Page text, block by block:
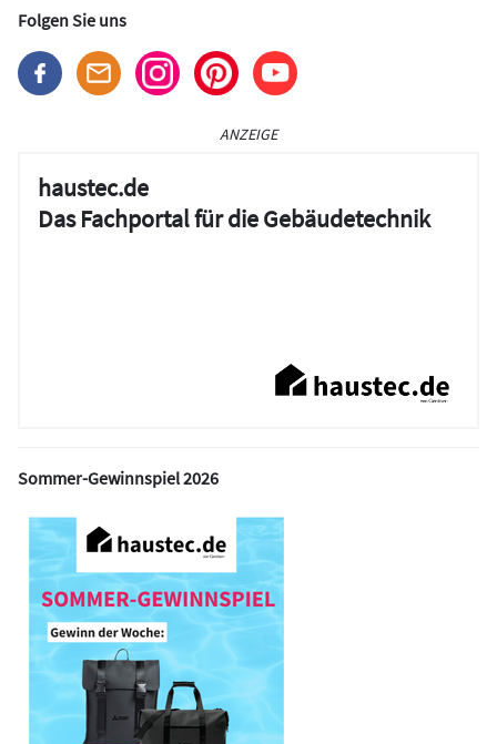
Folgen Sie uns
ANZEIGE
haustec.de
Das Fachportal für die Gebäudetechnik
Sommer-Gewinnspiel 2026